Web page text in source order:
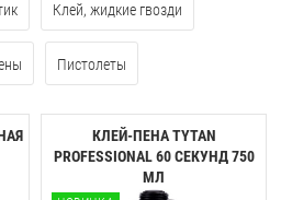
Клей, жидкие гвозди
Пистолеты
КЛЕЙ-ПЕНА TYTAN
PROFESSIONAL 60 CЕКУНД 750
МЛ